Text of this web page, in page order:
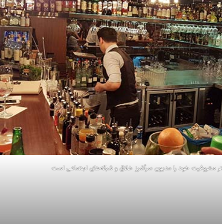
معروفیت خود را مدیون سرآشپز خلاق و شبکه‌های اجتماعی است